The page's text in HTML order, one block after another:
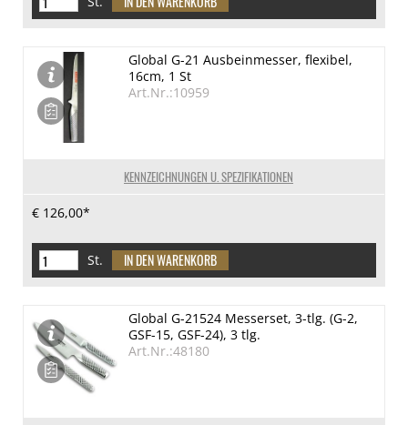
KENNZEICHNUNGEN U. SPEZIFIKATIONEN
Global G-21 Ausbeinmesser, flexibel,
16cm, 1 St
Art.Nr.:10959
€ 126,00*
St.
Global G-21524 Messerset, 3-tlg. (G-2,
GSF-15, GSF-24), 3 tlg.
Art.Nr.:48180